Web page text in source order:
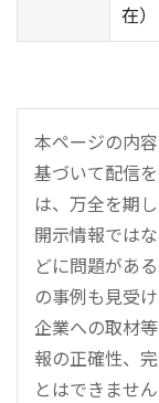
在）
本ページの内
基づいて配信
は、万全を期
開示情報では
どに問題があ
の事例も見受
企業への取材
報の正確性、
とはできませ